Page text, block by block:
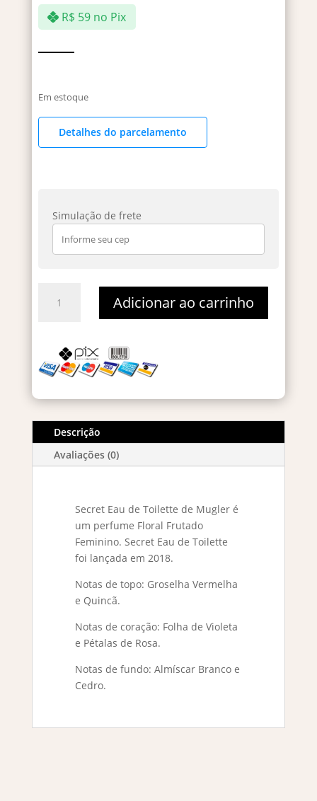
R$ 59 no Pix
Em estoque
Detalhes do parcelamento
Simulação de frete
Secret
Toilette
-
5ml
quantidade
Adicionar ao carrinho
Descrição
Avaliações (0)
Secret Eau de Toilette de Mugler é
um perfume Floral Frutado
Feminino. Secret Eau de Toilette
foi lançada em 2018.
Notas de topo: Groselha Vermelha
e Quincã.
Notas de coração: Folha de Violeta
e Pétalas de Rosa.
Notas de fundo: Almíscar Branco e
Cedro.